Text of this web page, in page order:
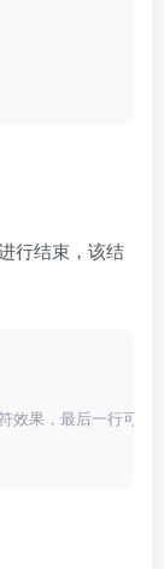
行结束，该结
果，最后一行可以